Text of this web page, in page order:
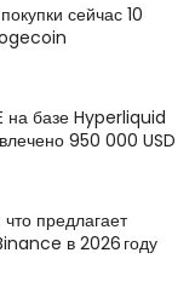
сейчас 10
на базе Hyperliquid
950 000 USD
предлагает
в 2026 году